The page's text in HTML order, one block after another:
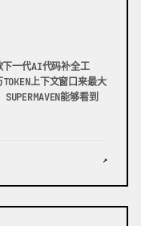
下一代AI代码补全工
上下文窗口来最大
能够看到
↗